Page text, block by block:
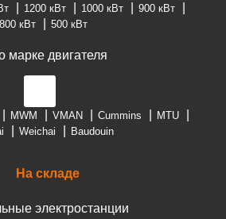
1200 кВт 1000 кВт
900 кВт
800 кВт
500 кВт
марке двигателя
MWM VMAN Cummins
MTU
Weichai Baudouin
На складе
электростанции